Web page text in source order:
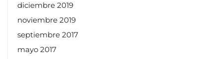
diciembre 2019
noviembre 2019
septiembre 2017
mayo 2017